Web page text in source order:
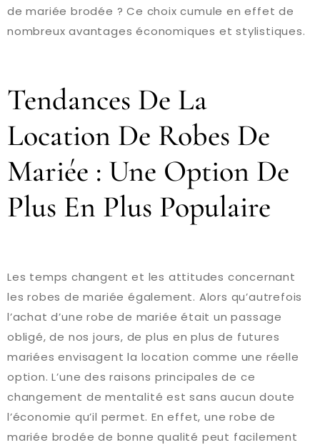
de mariée brodée ? Ce choix cumule en effet de
nombreux avantages économiques et stylistiques.
Tendances De La
Location De Robes De
Mariée : Une Option De
Plus En Plus Populaire
Les temps changent et les attitudes concernant
les robes de mariée également. Alors qu’autrefois
l’achat d’une robe de mariée était un passage
obligé, de nos jours, de plus en plus de futures
mariées envisagent la location comme une réelle
option. L’une des raisons principales de ce
changement de mentalité est sans aucun doute
l’économie qu’il permet. En effet, une robe de
mariée brodée de bonne qualité peut facilement